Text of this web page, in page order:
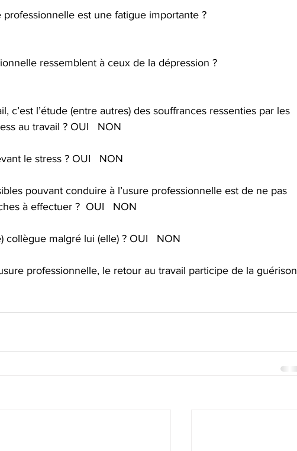
professionnelle est une fatigue importante ?
ressemblent à ceux de la dépression ?
c’est l’étude (entre autres) des souffrances ressenties par les
au travail ? OUI   NON
le stress ? OUI   NON
pouvant conduire à l’usure professionnelle est de ne pas
à effectuer ?  OUI   NON
collègue malgré lui (elle) ? OUI   NON
professionnelle, le retour au travail participe de la guérison